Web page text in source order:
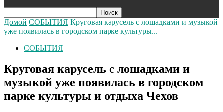
Домой СОБЫТИЯ Круговая карусель с лошадками и музыкой
уже появилась в городском парке культуры...
СОБЫТИЯ
Круговая карусель с лошадками и
музыкой уже появилась в городском
парке культуры и отдыха Чехов